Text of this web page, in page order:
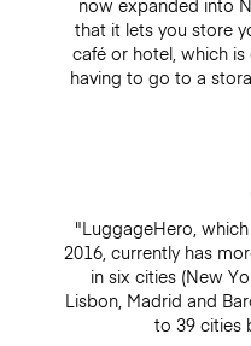
that it lets you store
café or hotel, which
having to go to a
"LuggageHero,
2016, currently has
in six cities (New
Lisbon, Madrid and
to 39 cities